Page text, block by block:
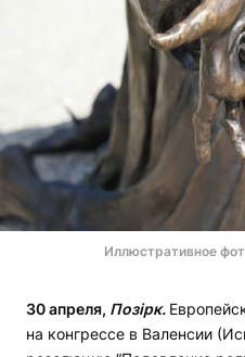
Иллюстративное
30 апреля, Позірк.
на конгрессе в Валенсии